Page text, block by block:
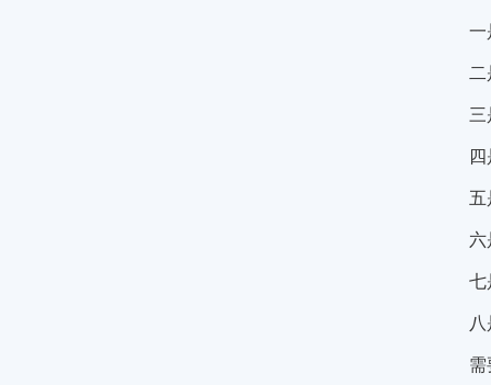
一
三
五
六
七
需